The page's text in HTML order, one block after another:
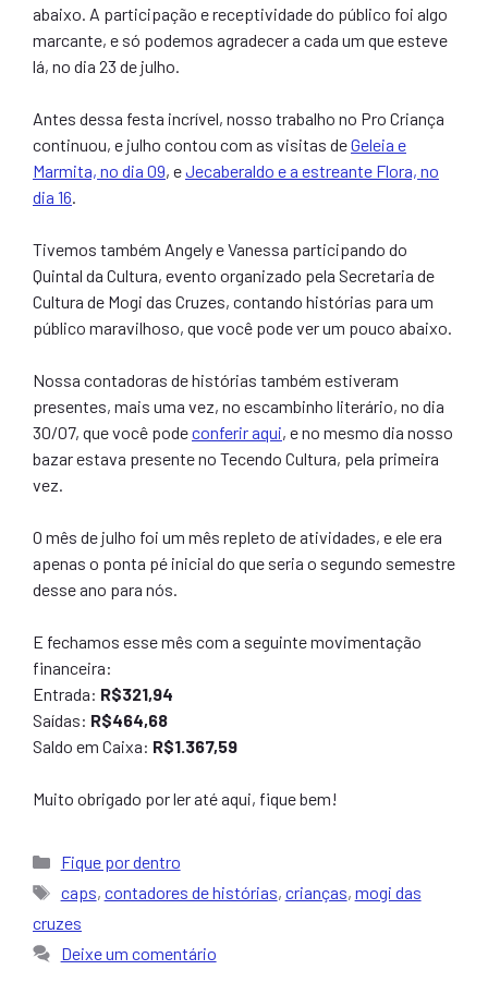
abaixo. A participação e receptividade do público foi algo
marcante, e só podemos agradecer a cada um que esteve
lá, no dia 23 de julho.
Antes dessa festa incrível, nosso trabalho no Pro Criança
continuou, e julho contou com as visitas deGeleia e
Marmita, no dia 09, eJecaberaldo e a estreante Flora, no
dia 16.
Tivemos também Angely e Vanessa participando do
Quintal da Cultura, evento organizado pela Secretaria de
Cultura de Mogi das Cruzes, contando histórias para um
público maravilhoso, que você pode ver um pouco abaixo.
Nossa contadoras de histórias também estiveram
presentes, mais uma vez, no escambinho literário, no dia
30/07, que você podeconferir aqui, e no mesmo dia nosso
bazar estava presente no Tecendo Cultura, pela primeira
vez.
O mês de julho foi um mês repleto de atividades, e ele era
apenas o ponta pé inicial do que seria o segundo semestre
desse ano para nós.
E fechamos esse mês com a seguinte movimentação
financeira:
Entrada: R$321,94
Saídas: R$464,68
Saldo em Caixa: R$1.367,59
Muito obrigado por ler até aqui, fique bem!
Categorias
Fique por dentro
Tags
caps, contadores de histórias, crianças, mogi das
cruzes
Deixe um comentário